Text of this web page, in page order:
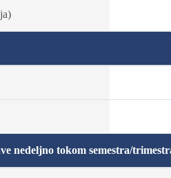
nedeljno tokom semestra/